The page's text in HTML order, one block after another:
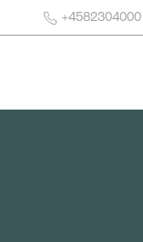
+4582304000